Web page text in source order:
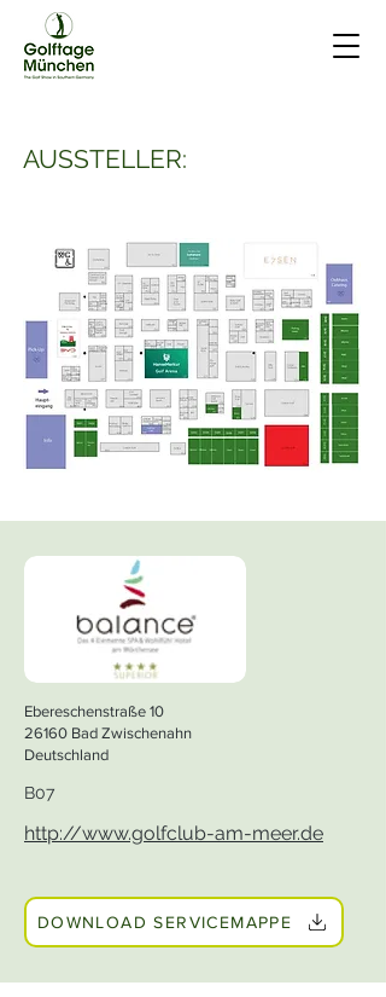
AUSSTELLER:
Ebereschenstraße 10
26160 Bad Zwischenahn
Deutschland
B07
http://www.golfclub-am-meer.de
DOWNLOAD SERVICEMAPPE